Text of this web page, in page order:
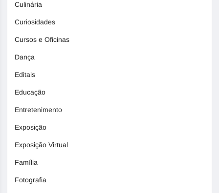
Culinária
Curiosidades
Cursos e Oficinas
Dança
Editais
Educação
Entretenimento
Exposição
Exposição Virtual
Família
Fotografia